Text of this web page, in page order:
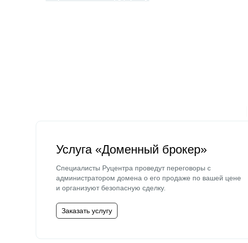
Услуга «Доменный брокер»
Специалисты Руцентра проведут переговоры с
администратором домена о его продаже по вашей цене
и организуют безопасную сделку.
Заказать услугу